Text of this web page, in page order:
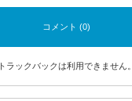
コメント (0)
トラックバックは利用できません。